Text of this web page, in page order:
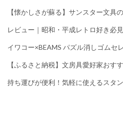
【懐かしさが蘇る】サンスター文具
レビュー｜昭和・平成レトロ好き必見
イワコー×BEAMS パズル消しゴムセ
【ふるさと納税】文房具愛好家おす
持ち運びが便利！気軽に使えるスタ